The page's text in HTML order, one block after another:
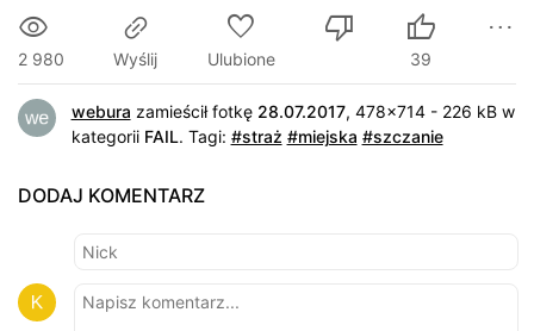
2 980 Wyślij Ulubione 39
webura zamieścił fotkę 28.07.2017, 478x714 - 226 kB w
kategorii FAIL. Tagi: #straż #miejska #szczanie
DODAJ KOMENTARZ